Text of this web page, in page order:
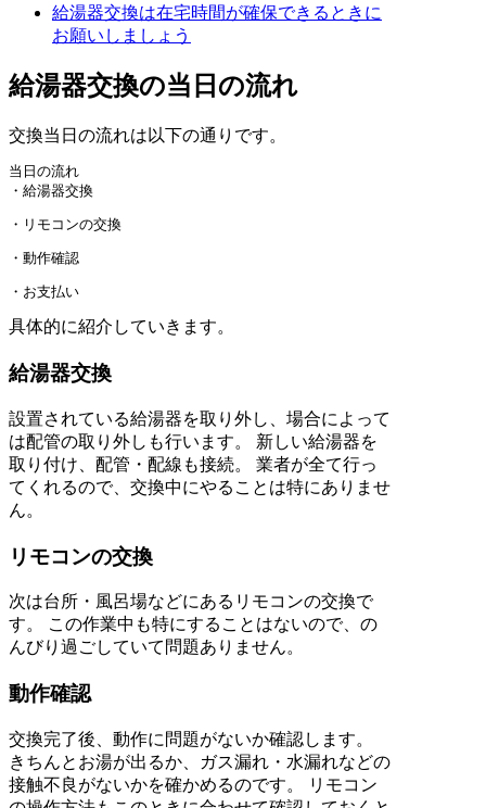
給湯器交換は在宅時間が確保できるときに
お願いしましょう
給湯器交換の当日の流れ
交換当日の流れは以下の通りです。
当日の流れ
・給湯器交換
・リモコンの交換
・動作確認
・お支払い
具体的に紹介していきます。
給湯器交換
設置されている給湯器を取り外し、場合によって
は配管の取り外しも行います。 新しい給湯器を
取り付け、配管・配線も接続。 業者が全て行っ
てくれるので、交換中にやることは特にありませ
ん。
リモコンの交換
次は台所・風呂場などにあるリモコンの交換で
す。 この作業中も特にすることはないので、の
んびり過ごしていて問題ありません。
動作確認
交換完了後、動作に問題がないか確認します。
きちんとお湯が出るか、ガス漏れ・水漏れなどの
接触不良がないかを確かめるのです。 リモコン